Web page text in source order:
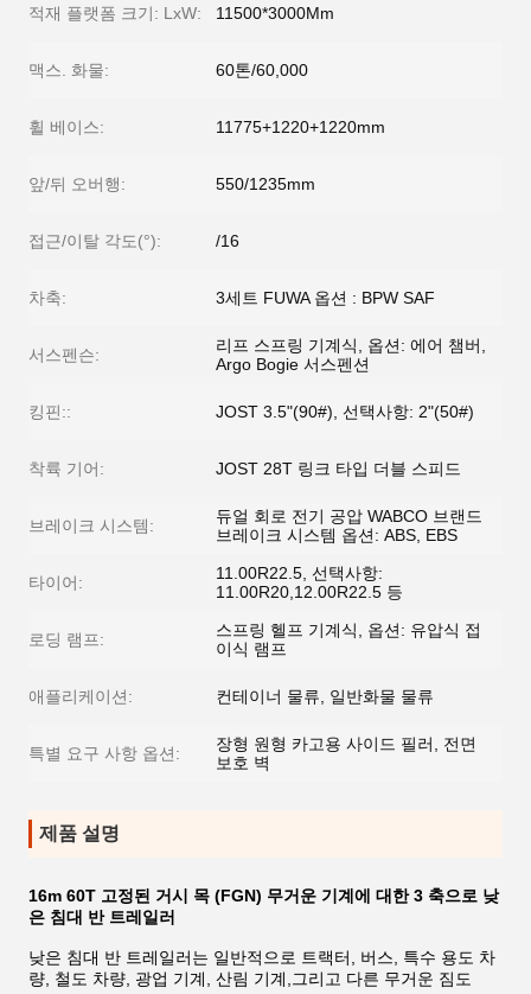
적재 플랫폼 크기: LxW: 11500*3000Mm
맥스. 화물: 60톤/60,000
휠 베이스: 11775+1220+1220mm
앞/뒤 오버행: 550/1235mm
접근/이탈 각도(°): /16
차축: 3세트 FUWA 옵션 : BPW SAF
서스펜슨:
리프 스프링 기계식, 옵션: 에어 챔버,
Argo Bogie 서스펜션
킹핀:: JOST 3.5"(90#), 선택사항: 2"(50#)
착륙 기어: JOST 28T 링크 타입 더블 스피드
브레이크 시스템:
듀얼 회로 전기 공압 WABCO 브랜드
브레이크 시스템 옵션: ABS, EBS
타이어:
11.00R22.5, 선택사항:
11.00R20,12.00R22.5 등
로딩 램프:
스프링 헬프 기계식, 옵션: 유압식 접
이식 램프
애플리케이션: 컨테이너 물류, 일반화물 물류
특별 요구 사항 옵션:
장형 원형 카고용 사이드 필러, 전면
보호 벽
제품 설명
16m 60T 고정된 거시 목 (FGN) 무거운 기계에 대한 3 축으로 낮
은 침대 반 트레일러
낮은 침대 반 트레일러는 일반적으로 트랙터, 버스, 특수 용도 차
량, 철도 차량, 광업 기계, 산림 기계,그리고 다른 무거운 짐도